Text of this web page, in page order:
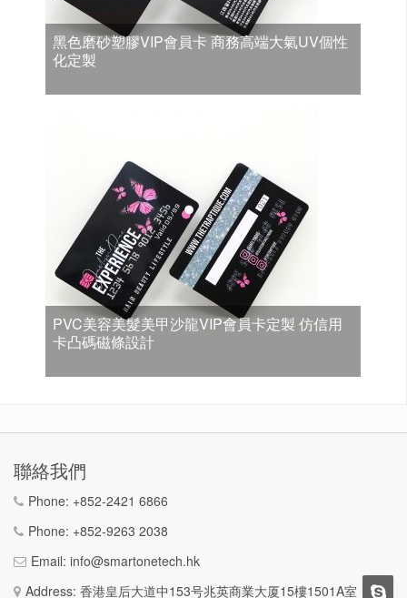
黑色磨砂塑膠VIP會員卡 商務高端大氣UV個性
化定製
PVC美容美髮美甲沙龍VIP會員卡定製 仿信用
卡凸碼磁條設計
聯絡我們
Phone: +852-2421 6866
Phone: +852-9263 2038
Email: info@smartonetech.hk
Address: 香港皇后大道中153号兆英商業大厦15樓1501A室